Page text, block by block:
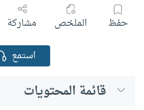
حفظ الملخص مشاركة
استمع
قائمة المحتويات